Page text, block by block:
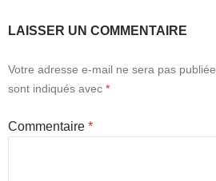
LAISSER UN COMMENTAIRE
Votre adresse e-mail ne sera pas publiée.
sont indiqués avec *
Commentaire *